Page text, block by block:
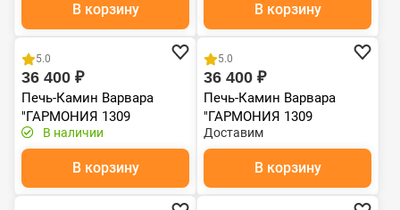
В корзину В корзину
Хит продаж
5.0
36 400 ₽
Печь-Камин Варвара
"ГАРМОНИЯ 1309
ГРАФИТ" (new) (Стальная
3D футеровка)
В наличии
В корзину
Хит продаж
5.0
36 400 ₽
Печь-Камин Варвара
"ГАРМОНИЯ 1309
ГРАФИТ" (new)
Доставим
В корзину
Хит продаж